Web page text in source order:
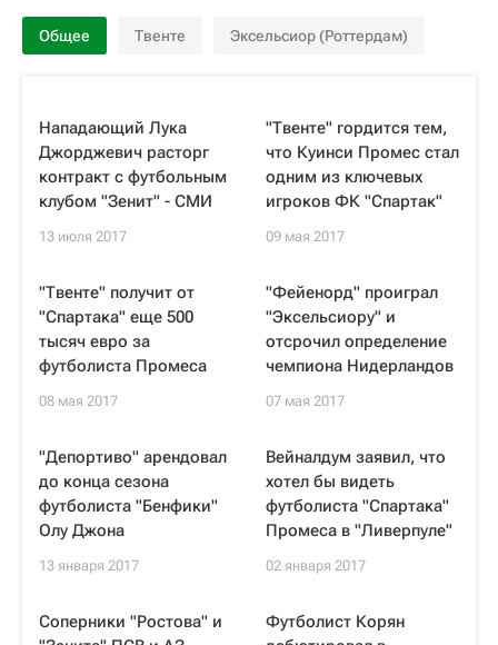
Общее Твенте Эксельсиор (Роттердам)
Нападающий Лука
Джорджевич расторг
контракт с футбольным
клубом "Зенит" - СМИ
13 июля 2017
"Твенте" гордится тем,
что Куинси Промес стал
одним из ключевых
игроков ФК "Спартак"
09 мая 2017
"Твенте" получит от
"Спартака" еще 500
тысяч евро за
футболиста Промеса
08 мая 2017
"Фейенорд" проиграл
"Эксельсиору" и
отсрочил определение
чемпиона Нидерландов
07 мая 2017
"Депортиво" арендовал
до конца сезона
футболиста "Бенфики"
Олу Джона
13 января 2017
Вейналдум заявил, что
хотел бы видеть
футболиста "Спартака"
Промеса в "Ливерпуле"
02 января 2017
Соперники "Ростова" и
Футболист Корян